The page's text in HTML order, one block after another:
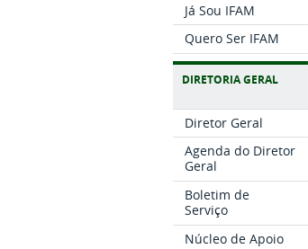
Já Sou IFAM
Quero Ser IFAM
DIRETORIA GERAL
Diretor Geral
Agenda do Diretor
Geral
Boletim de
Serviço
Núcleo de Apoio